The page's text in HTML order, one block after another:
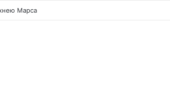
ж речовини як поглинають